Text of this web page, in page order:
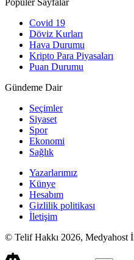
Popüler Sayfalar
Covid 19
Döviz Kurları
Hava Durumu
Kripto Para Piyasaları
Puan Durumu
Gündeme Dair
Seçimler
Siyaset
Spor
Ekonomi
Sağlık
Yazarlarımız
Künye
Hesabım
Gizlilik politikası
İletişim
© Telif Hakkı 2026, Medyahost
casino
canlı
ev